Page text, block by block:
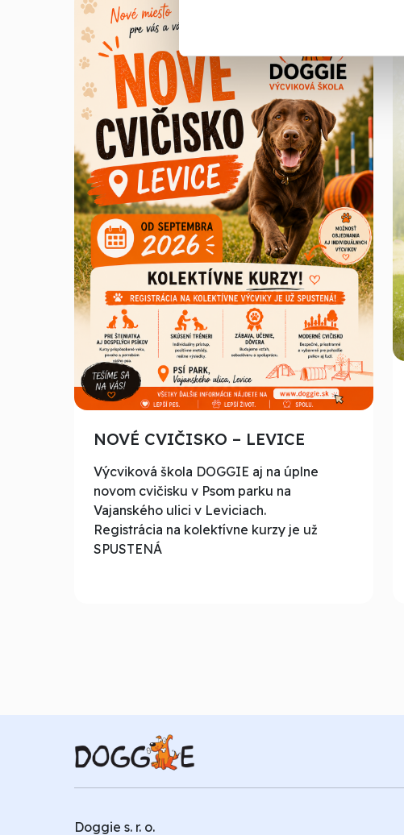
NOVÉ CVIČISKO – LEVICE
Výcviková škola DOGGIE aj na úplne
novom cvičisku v Psom parku na
Vajanského ulici v Leviciach.
Registrácia na kolektívne kurzy je už
SPUSTENÁ
Doggie s. r. o.